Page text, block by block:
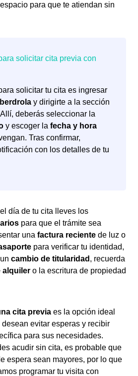
para que te atiendan sin
solicitar tu cita es ingresar
Iberdrola y dirigirte a la sección
Allí, deberás seleccionar la
y escoger la fecha y hora
Tras confirmar,
con los detalles de tu
día de tu cita lleves los
para que el trámite sea
una factura reciente de luz o
para verificar tu identidad,
cambio de titularidad , recuerda
alquiler o la escritura de propiedad
cita previa es la opción ideal
evitar esperas y recibir
para sus necesidades.
acudir sin cita, es probable que
espera sean mayores, por lo que
programar tu visita con